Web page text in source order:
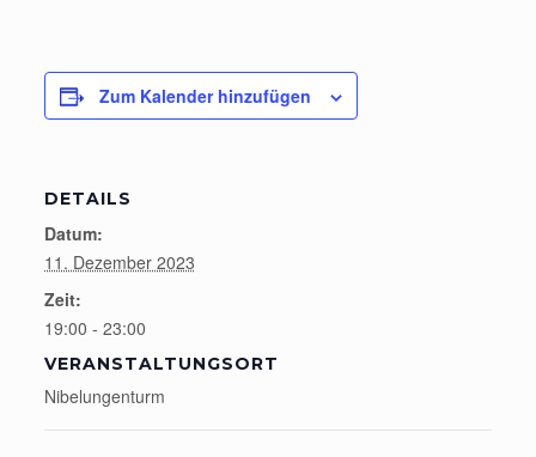
Zum Kalender hinzufügen
DETAILS
Datum:
11. Dezember 2023
Zeit:
19:00 - 23:00
VERANSTALTUNGSORT
Nibelungenturm